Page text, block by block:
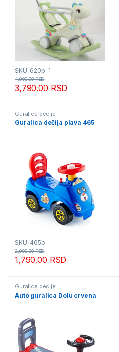
SKU: 620p-1
3,790.00 RSD
4,990.00RSD
Guralice decije
Guralica dečija plava 465
SKU: 465p
1,790.00 RSD
2,990.00RSD
Guralice decije
Auto guralica Dolu crvena